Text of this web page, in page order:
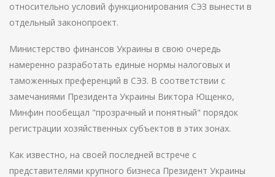
относительно условий функционирования СЭЗ вынести в
отдельный законопроект.
Министерство финансов Украины в свою очередь
намеренно разработать единые нормы налоговых и
таможенных преференций в СЭЗ. В соответствии с
замечаниями Президента Украины Виктора Ющенко,
Минфин пообещал "прозрачный и понятный" порядок
регистрации хозяйственных субъектов в этих зонах.
Как известно, на своей последней встрече с
представителями крупного бизнеса Президент Украины